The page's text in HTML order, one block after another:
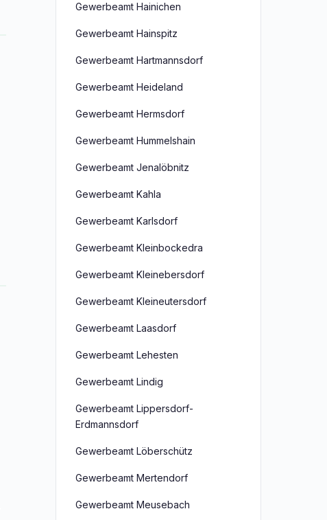
Gewerbeamt Hainichen
Gewerbeamt Hainspitz
Gewerbeamt Hartmannsdorf
Gewerbeamt Heideland
Gewerbeamt Hermsdorf
Gewerbeamt Hummelshain
Gewerbeamt Jenalöbnitz
Gewerbeamt Kahla
Gewerbeamt Karlsdorf
Gewerbeamt Kleinbockedra
Gewerbeamt Kleinebersdorf
Gewerbeamt Kleineutersdorf
Gewerbeamt Laasdorf
Gewerbeamt Lehesten
Gewerbeamt Lindig
Gewerbeamt Lippersdorf-
Erdmannsdorf
Gewerbeamt Löberschütz
Gewerbeamt Mertendorf
Gewerbeamt Meusebach